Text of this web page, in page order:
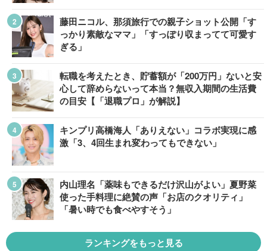
藤田ニコル、那須旅行での親子ショット公開「す
っかり素敵なママ」「すっぽり収まってて可愛す
ぎる」
転職を考えたとき、貯蓄額が「200万円」ないと安
心して辞めらないって本当？無収入期間の生活費
の目安【「退職プロ」が解説】
キンプリ高橋海人「ありえない」コラボ実現に感
激「3、4回生まれ変わってもできない」
内山理名「薬味もできるだけ沢山がよい」夏野菜
使った手料理に絶賛の声「お店のクオリティ」
「暑い時でも食べやすそう」
ランキングをもっと見る